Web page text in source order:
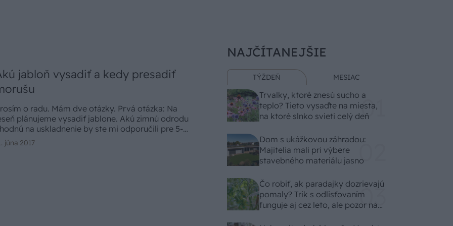
jabloň vysadiť a kedy presadiť
o radu. Mám dve otázky. Prvá otázka: Na
plánujeme vysadiť jablone. Akú zimnú odrodu
na uskladnenie by ste mi odporučili pre 5-
rodinu a na akom podpníku? (Peter M., e-mail )
júna 2017
NAJČÍTANEJŠIE
TÝŽDEŇ MESIAC
Trvalky, ktoré znesú sucho a
teplo? Tieto vysaďte na miesta,
na ktoré slnko svieti celý deň
Dom s ukážkovou záhradou:
Majitelia mali pri výbere
stavebného materiálu jasno
Čo robiť, ak paradajky dozrievajú
pomaly? Trik s odlisťovaním
funguje aj cez leto, ale pozor na